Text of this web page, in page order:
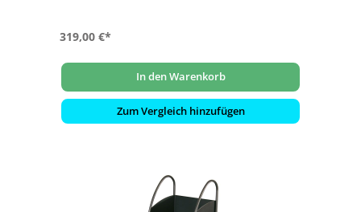
319,00 €*
In den Warenkorb
Zum Vergleich hinzufügen